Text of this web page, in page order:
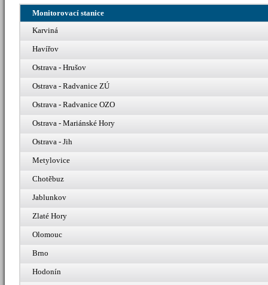
Monitorovací stanice
Karviná
Havířov
Ostrava - Hrušov
Ostrava - Radvanice ZÚ
Ostrava - Radvanice OZO
Ostrava - Mariánské Hory
Ostrava - Jih
Metylovice
Chotěbuz
Jablunkov
Zlaté Hory
Olomouc
Brno
Hodonín